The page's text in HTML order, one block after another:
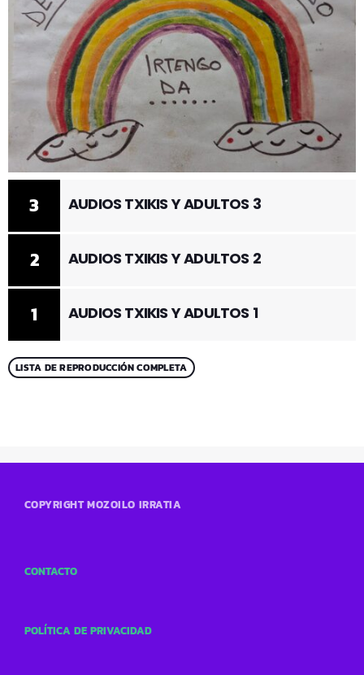
1 AUDIOS TXIKIS Y ADULTOS 1
2 AUDIOS TXIKIS Y ADULTOS 2
3 AUDIOS TXIKIS Y ADULTOS 3
LISTA DE REPRODUCCIÓN COMPLETA
COPYRIGHT MOZOILO IRRATIA
CONTACTO
POLÍTICA DE PRIVACIDAD